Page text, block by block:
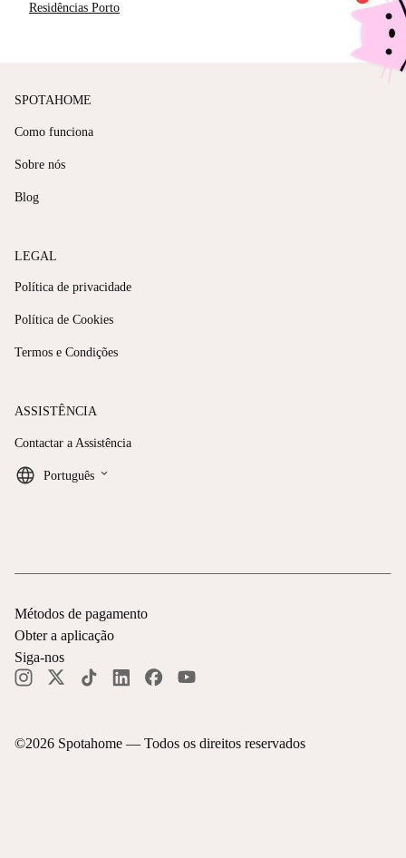
Residências Porto
SPOTAHOME
Como funciona
Sobre nós
Blog
LEGAL
Política de privacidade
Política de Cookies
Termos e Condições
ASSISTÊNCIA
Contactar a Assistência
Português keyboard_arrow_down
©2026 Spotahome — Todos os direitos reservados
Métodos de pagamento
Obter a aplicação
Siga-nos